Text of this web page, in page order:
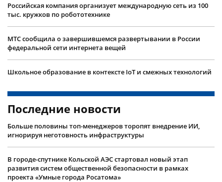
Российская компания организует международную сеть из 100
тыс. кружков по робототехнике
МТС сообщила о завершившемся развертывании в России
федеральной сети интернета вещей
Школьное образование в контексте IoT и смежных технологий
Последние новости
Больше половины топ-менеджеров торопят внедрение ИИ,
игнорируя неготовность инфраструктуры
В городе-спутнике Кольской АЭС стартовал новый этап
развития систем общественной безопасности в рамках
проекта «Умные города Росатома»